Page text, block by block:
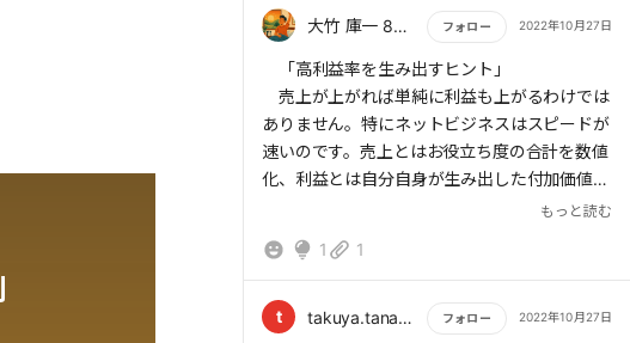
大竹 庫一 860×Kura フォロー 2022年10月27日
もっと読む
「高利益率を生み出すヒント」
売上が上がれば単純に利益も上がるわけでは
ありません。特にネットビジネスはスピードが
速いのです。売上とはお役立ち度の合計を数値
化、利益とは自分自身が生み出した付加価値分
実は高利益率を生み出すには、無駄なコスト
に利益を生み出す視点を売上ばかりに向けるの
もっと読む
1 1
t takuya.tanaka1976 フォロー 2022年10月27日